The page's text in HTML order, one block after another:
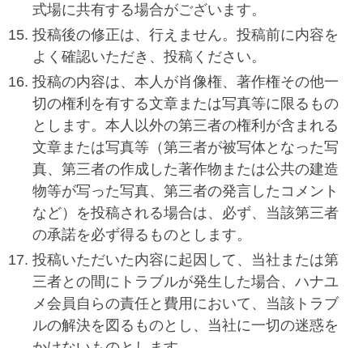
式場に共有する場合がございます。
投稿後の修正は、行えません。投稿前に内容を
よく確認いただき、投稿ください。
投稿の内容は、本人が肖像権、著作権その他一
切の権利を有する文章または写真等に限るもの
とします。本人以外の第三者の権利が含まれる
文章または写真等（第三者が被写体となった写
真、第三者の作成した著作物または公共の建造
物等が写った写真、第三者の発言したコメント
など）を投稿される場合は、必ず、当該第三者
の承諾を必ず得るものとします。
投稿いただいた内容に起因して、当社または第
三者との間にトラブルが発生した場合、ハナユ
メ会員自らの責任と費用において、当該トラブ
ルの解決を図るものとし、当社に一切の迷惑を